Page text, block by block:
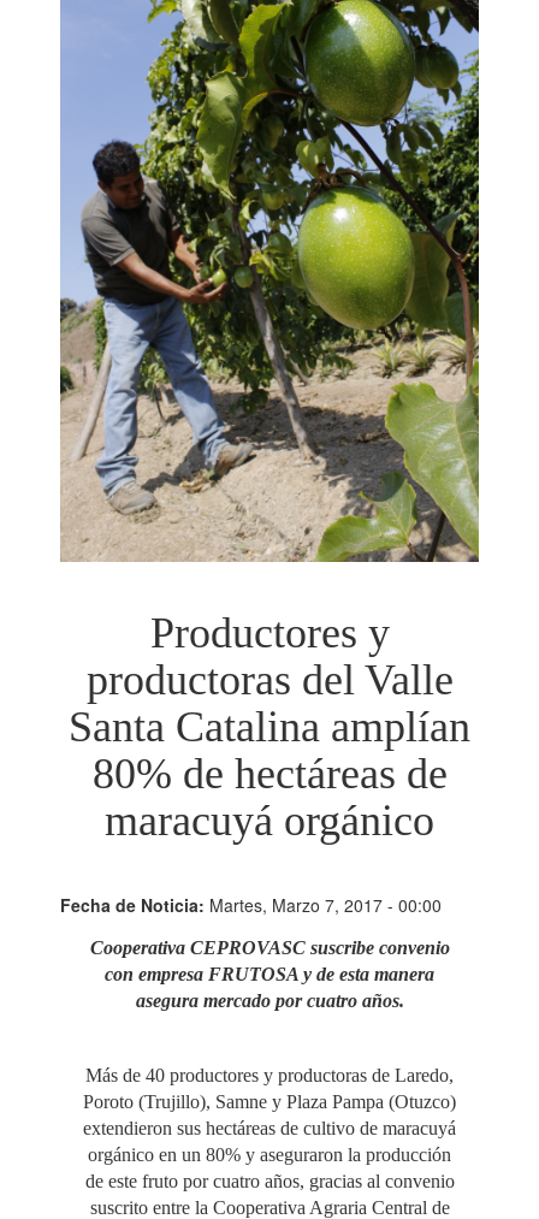
Productores y
productoras del Valle
Santa Catalina amplían
80% de hectáreas de
maracuyá orgánico
Fecha de Noticia: Martes, Marzo 7, 2017 - 00:00
Cooperativa CEPROVASC suscribe convenio
con empresa FRUTOSA y de esta manera
asegura mercado por cuatro años.
Más de 40 productores y productoras de Laredo,
Poroto (Trujillo), Samne y Plaza Pampa (Otuzco)
extendieron sus hectáreas de cultivo de maracuyá
orgánico en un 80% y aseguraron la producción
de este fruto por cuatro años, gracias al convenio
suscrito entre la Cooperativa Agraria Central de